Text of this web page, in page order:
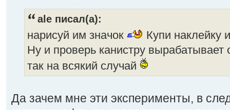
ale писал(а):
нарисуй им значок
Купи наклейку
Ну и проверь канистру вырабатывает
так на всякий случай
Да зачем мне эти эксперименты, в